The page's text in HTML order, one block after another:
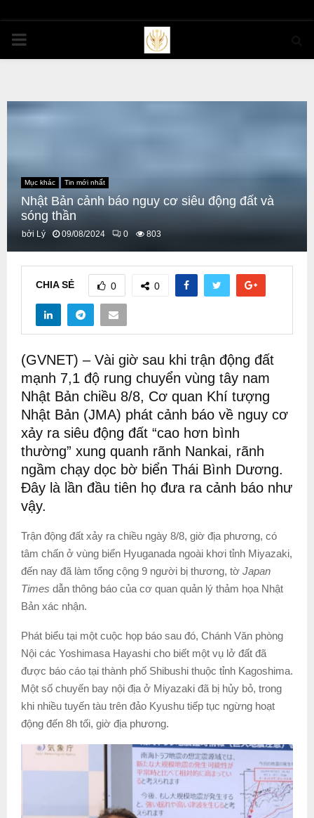
PRIMARY
Mục khác Tin mới nhất
Nhật Bản cảnh báo nguy cơ siêu động đất và
sóng thần
bởi Lý 09/08/2024 0 803
CHIA SẺ 0 0
(GVNET) – Vài giờ sau khi trận động đất
mạnh 7,1 độ rung chuyển vùng tây nam
Nhật Bản chiều 8/8, Cơ quan Khí tượng
Nhật Bản (JMA) phát cảnh báo về nguy cơ
xảy ra siêu động đất “cao hơn bình
thường” xung quanh rãnh Nankai, rãnh
ngầm chạy dọc bờ biển Thái Bình Dương.
Đây là lần đầu tiên họ đưa ra cảnh báo như
vậy.
Trận động đất xảy ra chiều ngày 8/8, giờ địa phương, có
tâm chấn ở vùng biển Hyuganada ngoài khơi tỉnh Miyazaki,
đến nay đã làm tổng cộng 9 người bị thương, tờ Japan
Times dẫn thông báo của cơ quan quản lý thảm họa Nhật
Bản xác nhận.
Phát biểu tại một cuộc họp báo sau đó, Chánh Văn phòng
Nội các Yoshimasa Hayashi cho biết một vụ lở đất đã
được báo cáo tại thành phố Shibushi thuộc tỉnh Kagoshima.
Một số chuyến bay nội địa ở Miyazaki đã bị hủy bỏ, trong
khi nhiều tuyến tàu trên đảo Kyushu tiếp tục ngừng hoạt
động đến 8h tối, giờ địa phương.